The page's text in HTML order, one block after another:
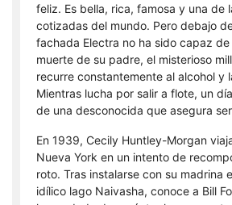
feliz. Es bella, rica, famosa y una de
cotizadas del mundo. Pero debajo
fachada Electra no ha sido capaz de
muerte de su padre, el misterioso
recurre constantemente al alcohol y
Mientras lucha por salir a flote, un
de una desconocida que asegura
En 1939, Cecily Huntley-Morgan
Nueva York en un intento de
roto. Tras instalarse con su madrina
idílico lago Naivasha, conoce a Bill